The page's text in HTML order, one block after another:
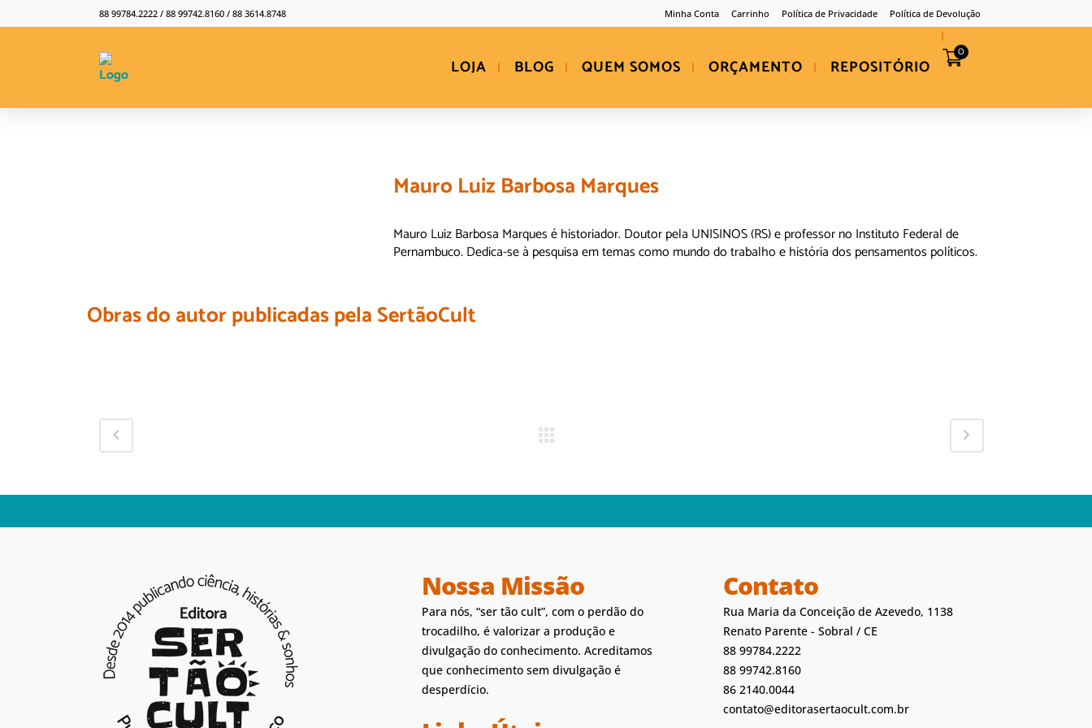
88 99784.2222 / 88 99742.8160 / 88 3614.8748 Minha Conta Carrinho Política de Privacidade Política de Devolução
LOJA BLOG QUEM SOMOS ORÇAMENTO REPOSITÓRIO
0
Mauro Luiz Barbosa Marques
Mauro Luiz Barbosa Marques é historiador. Doutor pela UNISINOS (RS) e professor no Instituto Federal de
Pernambuco. Dedica-se à pesquisa em temas como mundo do trabalho e história dos pensamentos políticos.
Obras do autor publicadas pela SertãoCult
Nossa Missão
Para nós, “ser tão cult”, com o perdão do
trocadilho, é valorizar a produção e
divulgação do conhecimento. Acreditamos
que conhecimento sem divulgação é
desperdício.
Contato
Rua Maria da Conceição de Azevedo, 1138
Renato Parente - Sobral / CE
88 99784.2222
88 99742.8160
86 2140.0044
contato@editorasertaocult.com.br